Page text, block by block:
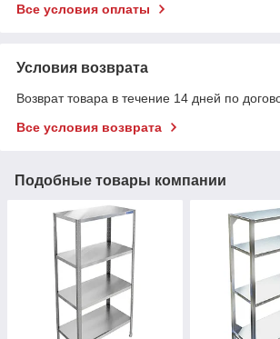
Все условия оплаты
Условия возврата
Возврат товара в течение 14 дней по
Все условия возврата
Подобные товары компании